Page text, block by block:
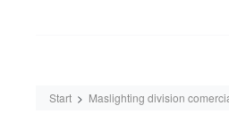
Start Maslighting division